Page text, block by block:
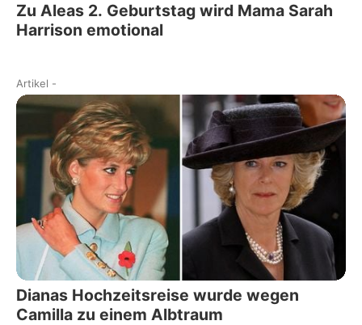
Zu Aleas 2. Geburtstag wird Mama Sarah
Harrison emotional
Artikel -
Dianas Hochzeitsreise wurde wegen
Camilla zu einem Albtraum